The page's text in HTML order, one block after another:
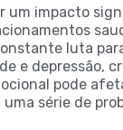
um impacto
luta
e depressão,
pode
série de